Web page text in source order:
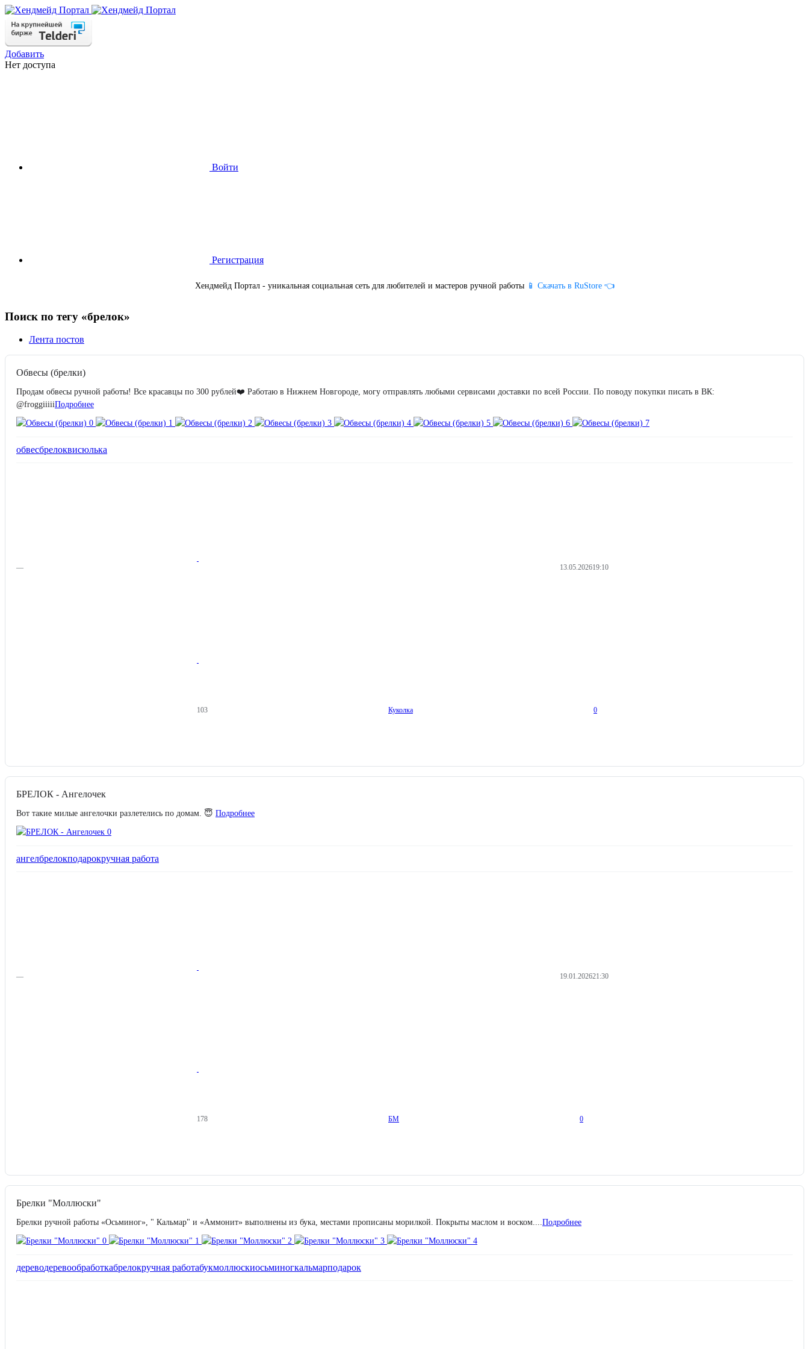
Добавить
Нет доступа
Войти
Регистрация
Хендмейд Портал - уникальная социальная сеть для любителей и мастеров ручной работы 📱 Скачать в RuStore 👈
Поиск по тегу «брелок»
Лента постов
Обвесы (брелки)
Продам обвесы ручной работы! Все красавцы по 300 рублей❤️ Работаю в Нижнем Новгороде, могу отправлять любыми сервисами доставки по всей России. По поводу покупки писать в ВК:
@froggiiiiiПодробнее
обвесбрелоквисюлька
— 13.05.202619:10
103 Куколка 0
БРЕЛОК - Ангелочек
Вот такие милые ангелочки разлетелись по домам. 😇 Подробнее
ангелбрелокподарокручная работа
— 19.01.202621:30
178 БМ 0
Брелки "Моллюски"
Брелки ручной работы «Осьминог», " Кальмар" и «Аммонит» выполнены из бука, местами прописаны морилкой. Покрыты маслом и воском....Подробнее
дереводеревообработкабрелокручная работабукмоллюскиосьминогкальмарподарок